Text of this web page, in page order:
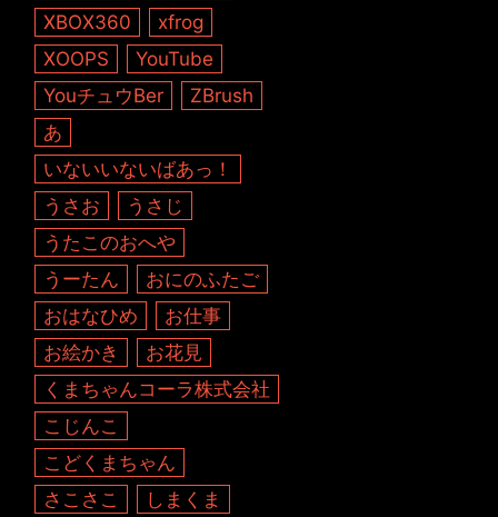
XBOX360
xfrog
XOOPS
YouTube
YouチュウBer
ZBrush
あ
いないいないばあっ！
うさお
うさじ
うたこのおへや
うーたん
おにのふたご
おはなひめ
お仕事
お絵かき
お花見
くまちゃんコーラ株式会社
こじんこ
こどくまちゃん
さこさこ
しまくま